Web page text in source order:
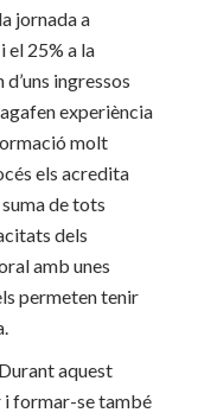
jornada a
el 25% a la
ingressos
experiència
molt
els acredita
de tots
dels
amb unes
permeten tenir
aquest
i formar-se també